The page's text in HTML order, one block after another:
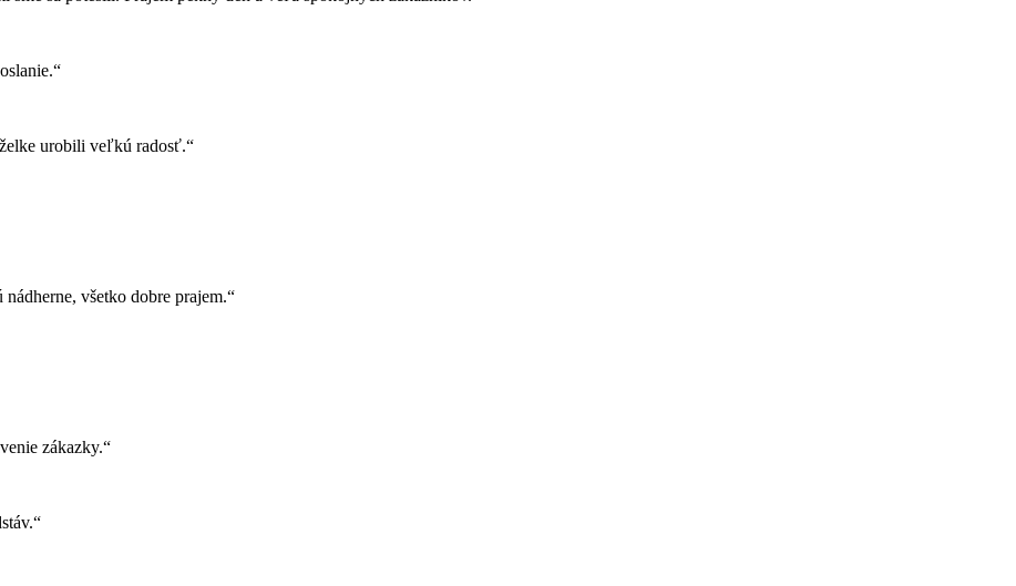
urobili veľkú radosť.“
všetko dobre prajem.“
zákazky.“